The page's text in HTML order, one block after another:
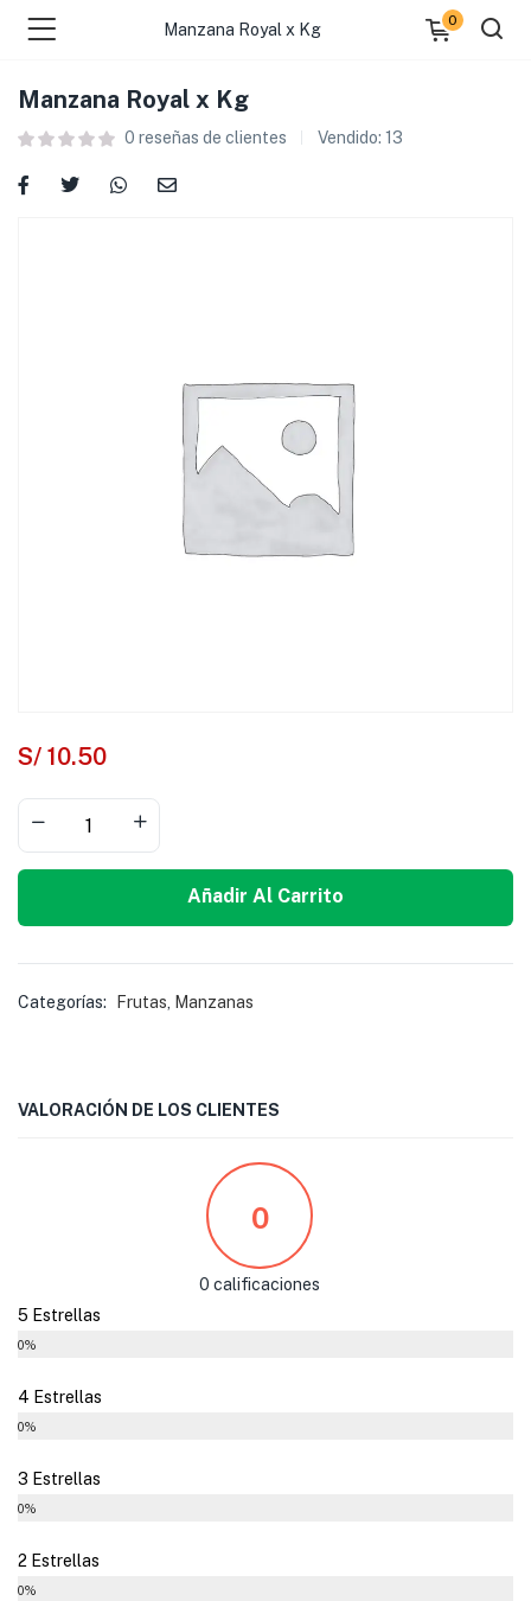
Manzana Royal x Kg
0
Manzana Royal x Kg
0 reseñas de clientes Vendido: 13
S/ 10.50
Añadir Al Carrito
Categorías: Frutas Manzanas
VALORACIÓN DE LOS CLIENTES
0
0 calificaciones
5 Estrellas
0%
4 Estrellas
0%
3 Estrellas
0%
2 Estrellas
0%